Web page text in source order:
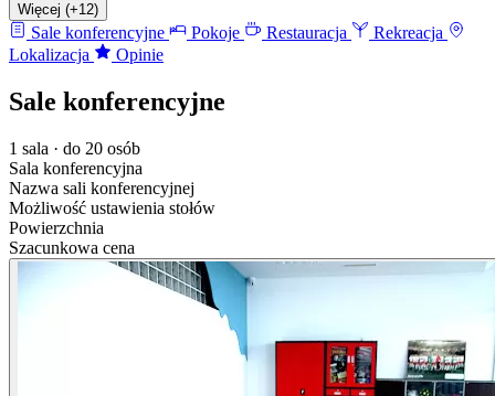
Więcej (+12)
Sale konferencyjne Pokoje Restauracja
Rekreacja
Lokalizacja
Opinie
Sale konferencyjne
1 sala · do 20 osób
Sala konferencyjna
Nazwa sali konferencyjnej
Możliwość ustawienia stołów
Powierzchnia
Szacunkowa cena